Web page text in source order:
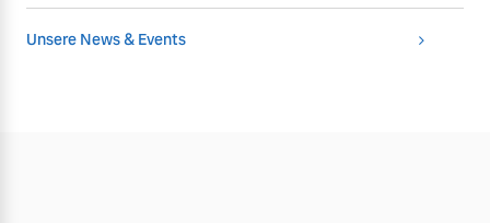
Unsere News & Events